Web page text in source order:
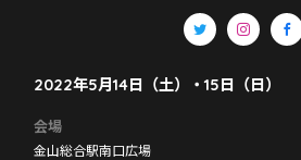
2022年5月14日（土）・15日（日）
会場
金山総合駅南口広場